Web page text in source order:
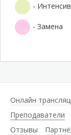
- Интенсив
- Замена
Онлайн
Преподаватели
Отзывы